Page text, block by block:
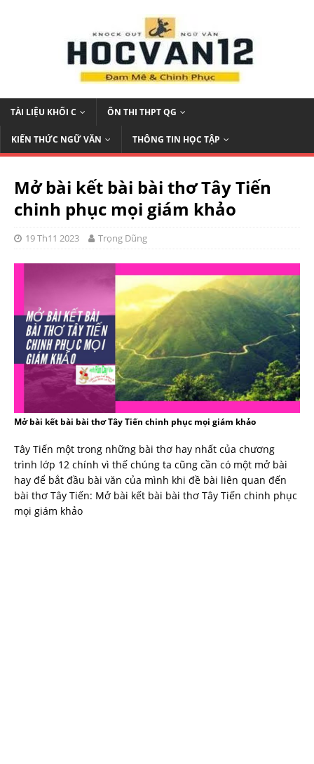
TÀI LIỆU KHỐI C ÔN THI THPT QG
KIẾN THỨC NGỮ VĂN THÔNG TIN HỌC TẬP
Mở bài kết bài bài thơ Tây Tiến
chinh phục mọi giám khảo
19 Th11 2023 Trọng Dũng
Mở bài kết bài bài thơ Tây Tiến chinh phục mọi giám khảo
Tây Tiến một trong những bài thơ hay nhất của chương
trình lớp 12 chính vì thế chúng ta cũng cần có một mở bài
hay để bắt đầu bài văn của mình khi đề bài liên quan đến
bài thơ Tây Tiến: Mở bài kết bài bài thơ Tây Tiến chinh phục
mọi giám khảo